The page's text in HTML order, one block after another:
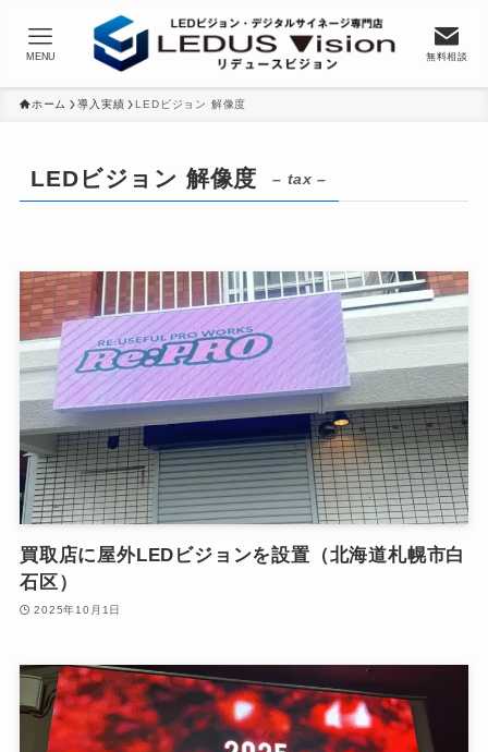
無料相談
MENU
ホーム 導入実績 LEDビジョン 解像度
LEDビジョン 解像度 – tax –
買取店に屋外LEDビジョンを設置（北海道札幌市白
石区）
2025年10月1日